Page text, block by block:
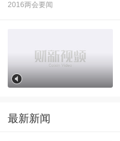
2016两会要闻
最新新闻